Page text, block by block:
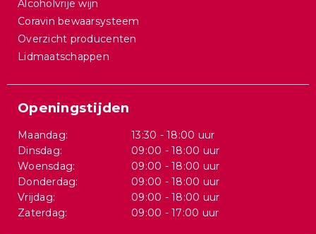
Alcoholvrije wijn
Coravin bewaarsysteem
Overzicht producenten
Lidmaatschappen
Openingstijden
Maandag:
13:30 - 18:00 uur
Dinsdag:
09:00 - 18:00 uur
Woensdag:
09:00 - 18:00 uur
Donderdag:
09:00 - 18:00 uur
Vrijdag:
09:00 - 18:00 uur
Zaterdag:
09:00 - 17:00 uur